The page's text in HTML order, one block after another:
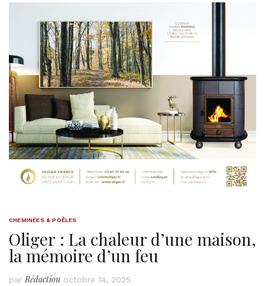
CHEMINÉES & POÊLES
Oliger : La chaleur d’une maison,
la mémoire d’un feu
parRédaction octobre 14, 2025